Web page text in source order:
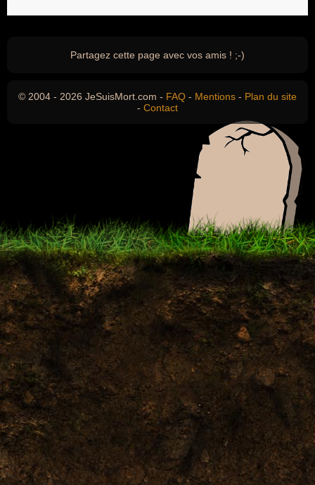
Partagez cette page avec vos amis ! ;-)
© 2004 - 2026 JeSuisMort.com - FAQ - Mentions - Plan du site
- Contact